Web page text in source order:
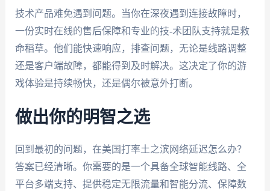
技术产品难免遇到问题。当你在深夜遇到连接故障时，
一份实时在线的售后保障和专业的技-术团队支持就是救
命稻草。他们能快速响应，排查问题，无论是线路调整
还是客户端故障，都能得到及时解决。这决定了你的游
戏体验是持续畅快，还是偶尔被意外打断。
做出你的明智之选
回到最初的问题，在美国打率土之滨网络延迟怎么办？
答案已经清晰。你需要的是一个具备全球智能线路、全
平台多端支持、提供稳定无限流量和智能分流、保障数